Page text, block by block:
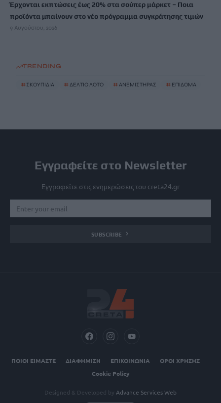
Έρχονται εκπτώσεις έως 20% στα σούπερ μάρκετ – Ποια
προϊόντα μπαίνουν στο νέο πρόγραμμα συγκράτησης τιμών
9 Αυγούστου, 2026
TRENDING
# ΣΚΟΥΠΙΔΙΑ # ΔΕΛΤΙΟ ΛΟΤΟ # ΑΝΕΜΙΣΤΗΡΑΣ # ΕΠΙΔΟΜΑ
Εγγραφείτε στο Newsletter
Εγγραφείτε στις ενημερώσεις του creta24.gr
SUBSCRIBE
ΠΟΙΟΙ ΕΙΜΑΣΤΕ ΔΙΑΦΗΜΙΣΗ ΕΠΙΚΟΙΝΩΝΙΑ
ΟΡΟΙ ΧΡΗΣΗΣ
Cookie Policy
Designed & Developed by Advance Services Web